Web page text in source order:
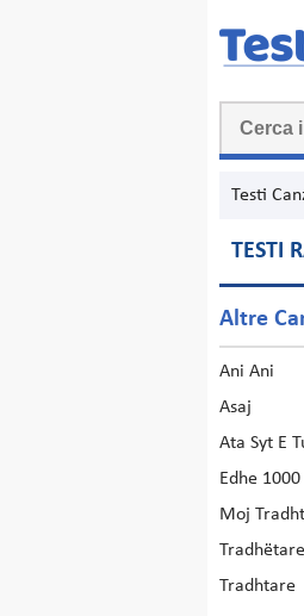
Testi
TESTI
Altre
Ani Ani
Asaj
Ata Syt E
Edhe
Moj
Tradhëtare
Tradhtare